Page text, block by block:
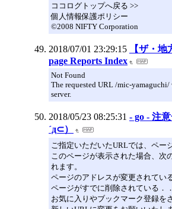
ココログトップへ戻る >>
個人情報保護ポリシー
©2008 NIFTY Corporation
2018/07/01 23:29:15
【ザ・
page Reports Index
Not Found
The requested URL /mic-
server.
2018/05/23 08:25:31 - go - 注
´д⊂）
ご指定いただいたURLでは、ペー
このページが表示された場合、次
れます。
ページのアドレスが変更されてい
ページがすでに削除されている．
お気に入りやブックマーク登録を